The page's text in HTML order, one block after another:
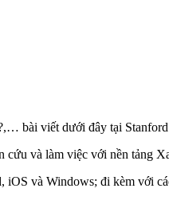
bài viết dưới đây tại
cứu và làm việc với nền tảng
và Windows; đi kèm với